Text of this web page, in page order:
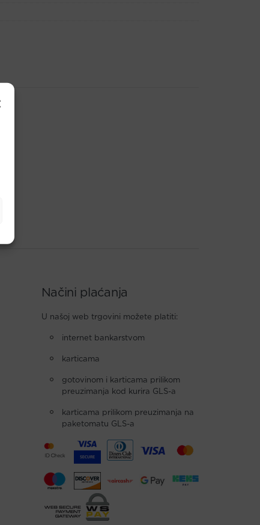
Načini plaćanja
U našoj web trgovini možete platiti:
internet bankarstvom
karticama
gotovinom i karticama prilikom
preuzimanja kod kurira GLS-a
karticama prilikom preuzimanja na
paketomatu GLS-a